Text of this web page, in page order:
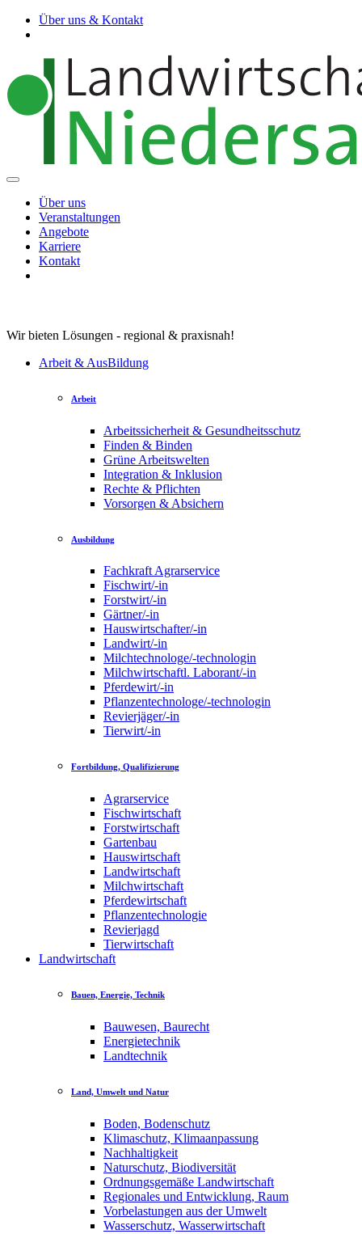
Über uns & Kontakt
Über uns
Veranstaltungen
Angebote
Karriere
Kontakt
Wir bieten Lösungen - regional & praxisnah!
Arbeit & AusBildung
Arbeit
Arbeitssicherheit & Gesundheitsschutz
Finden & Binden
Grüne Arbeitswelten
Integration & Inklusion
Rechte & Pflichten
Vorsorgen & Absichern
Ausbildung
Fachkraft Agrarservice
Fischwirt/-in
Forstwirt/-in
Gärtner/-in
Hauswirtschafter/-in
Landwirt/-in
Milchtechnologe/-technologin
Milchwirtschaftl. Laborant/-in
Pferdewirt/-in
Pflanzentechnologe/-technologin
Revierjäger/-in
Tierwirt/-in
Fortbildung, Qualifizierung
Agrarservice
Fischwirtschaft
Forstwirtschaft
Gartenbau
Hauswirtschaft
Landwirtschaft
Milchwirtschaft
Pferdewirtschaft
Pflanzentechnologie
Revierjagd
Tierwirtschaft
Landwirtschaft
Bauen, Energie, Technik
Bauwesen, Baurecht
Energietechnik
Landtechnik
Land, Umwelt und Natur
Boden, Bodenschutz
Klimaschutz, Klimaanpassung
Nachhaltigkeit
Naturschutz, Biodiversität
Ordnungsgemäße Landwirtschaft
Regionales und Entwicklung, Raum
Vorbelastungen aus der Umwelt
Wasserschutz, Wasserwirtschaft